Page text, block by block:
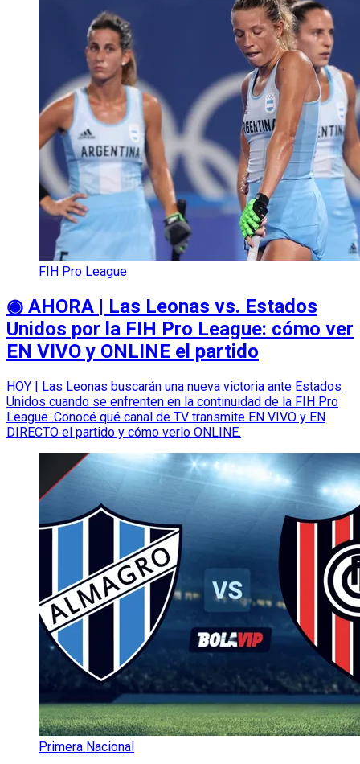
FIH Pro League
◉ AHORA | Las Leonas vs. Estados
Unidos por la FIH Pro League: cómo ver
EN VIVO y ONLINE el partido
HOY | Las Leonas buscarán una nueva victoria ante Estados
Unidos cuando se enfrenten en la continuidad de la FIH Pro
League. Conocé qué canal de TV transmite EN VIVO y EN
DIRECTO el partido y cómo verlo ONLINE.
Primera Nacional